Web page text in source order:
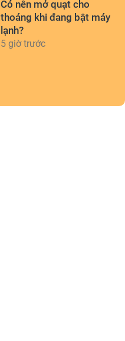
Có nên mở quạt cho
thoáng khi đang bật máy
lạnh?
5 giờ trước